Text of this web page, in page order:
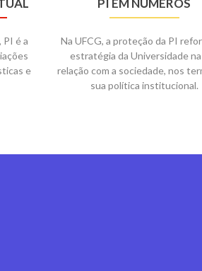
PI é a
e
PI EM NÚMEROS
Na UFCG, a proteção da PI
estratégia da Universidade na
relação com a sociedade, nos
sua política institucional.